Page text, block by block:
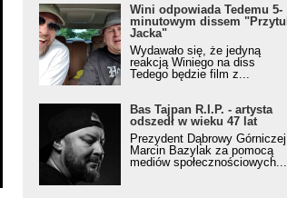
Wini odpowiada Tedemu 5-
minutowym dissem "Przytul
Jacka"
Wydawało się, że jedyną
reakcją Winiego na diss
Tedego będzie film z...
Bas Tajpan R.I.P. - artysta
odszedł w wieku 47 lat
Prezydent Dąbrowy Górniczej
Marcin Bazylak za pomocą
mediów społecznościowych...